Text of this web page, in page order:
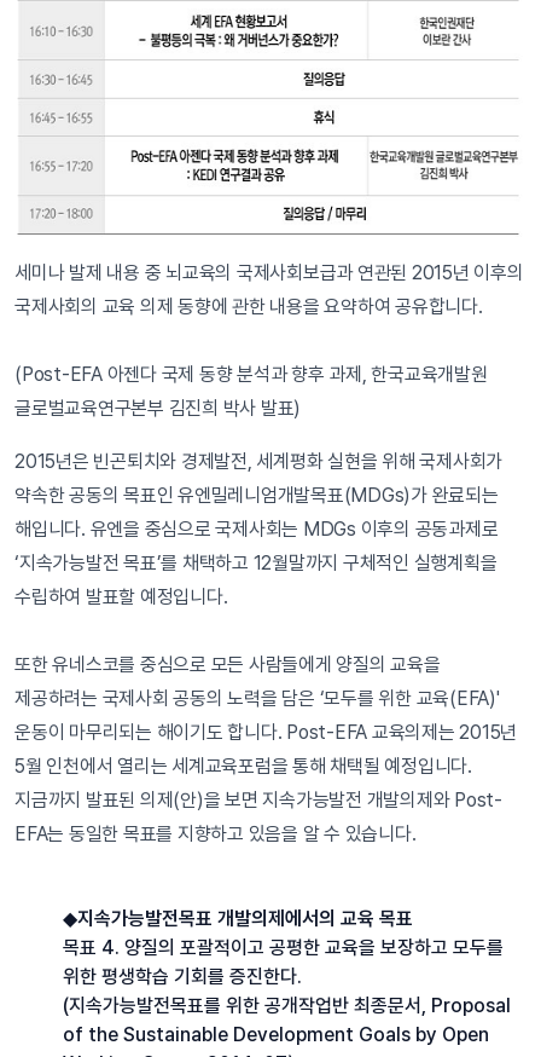
세미나 발제 내용 중 뇌교육의 국제사회보급과 연관된 2015년 이후의
국제사회의 교육 의제 동향에 관한 내용을 요약하여 공유합니다.
(Post-EFA 아젠다 국제 동향 분석과 향후 과제, 한국교육개발원
글로벌교육연구본부 김진희 박사 발표)
2015년은 빈곤퇴치와 경제발전, 세계평화 실현을 위해 국제사회가
약속한 공동의 목표인 유엔밀레니엄개발목표(MDGs)가 완료되는
해입니다. 유엔을 중심으로 국제사회는 MDGs 이후의 공동과제로
‘지속가능발전 목표’를 채택하고 12월말까지 구체적인 실행계획을
수립하여 발표할 예정입니다.
또한 유네스코를 중심으로 모든 사람들에게 양질의 교육을
제공하려는 국제사회 공동의 노력을 담은 ‘모두를 위한 교육(EFA)'
운동이 마무리되는 해이기도 합니다. Post-EFA 교육의제는 2015년
5월 인천에서 열리는 세계교육포럼을 통해 채택될 예정입니다.
지금까지 발표된 의제(안)을 보면 지속가능발전 개발의제와 Post-
EFA는 동일한 목표를 지향하고 있음을 알 수 있습니다.
◆지속가능발전목표 개발의제에서의 교육 목표
목표 4. 양질의 포괄적이고 공평한 교육을 보장하고 모두를
위한 평생학습 기회를 증진한다.
(지속가능발전목표를 위한 공개작업반 최종문서, Proposal
of the Sustainable Development Goals by Open